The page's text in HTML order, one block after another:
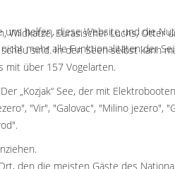
Eurasischer Luchs, Otter
sind. In den Seen selbst kann
mit über 157 Vogelarten.
„Kozjak“ See, der mit
"Vir", "Galovac", "Milino jezero",
den die meisten Gäste des
helfen, diese Website und die
mehr alle Funktionalitäten der